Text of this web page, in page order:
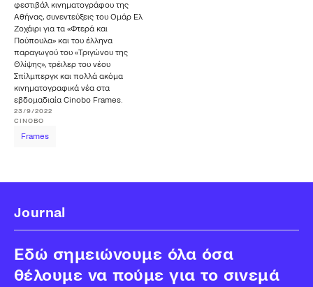
φεστιβάλ κινηματογράφου της
Αθήνας, συνεντεύξεις του Ομάρ Ελ
Ζοχάιρι για τα «Φτερά και
Πούπουλα» και του έλληνα
παραγωγού του «Τριγώνου της
Θλίψης», τρέιλερ του νέου
Σπίλμπεργκ και πολλά ακόμα
κινηματογραφικά νέα στα
εβδομαδιαία Cinobo Frames.
23/9/2022
CINOBO
Frames
Journal
Εδώ σημειώνουμε όλα όσα
θέλουμε να πούμε για το σινεμά